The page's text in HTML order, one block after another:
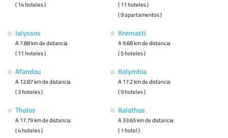
( 14 hoteles )
( 11 hoteles )
( 9 apartamentos )
Ialyssos
A 7.88 km de distancia
( 11 hoteles )
Kremasti
A 9.68 km de distancia
( 5 hoteles )
Afandou
A 12.87 km de distancia
( 3 hoteles )
Kolymbia
A 17.2 km de distancia
( 9 hoteles )
Tholos
A 17.79 km de distancia
( 4 hoteles )
Kalathos
A 33.65 km de distancia
( 1 hotel )